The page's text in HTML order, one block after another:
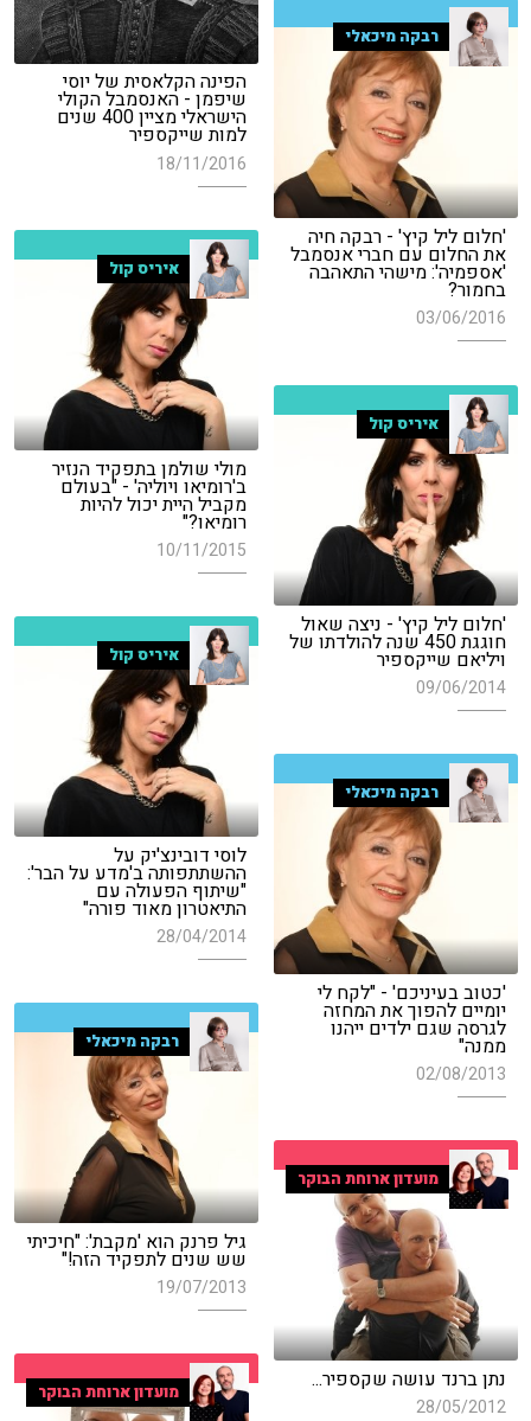
הפינה הקלאסית של יוסי
שיפמן - האנסמבל הקולי
הישראלי מציין 400 שנים
למות שייקספיר
18/11/2016
רבקה מיכאלי
'חלום ליל קיץ' - רבקה חיה
את החלום עם חברי אנסמבל
'אספמיה': מישהי התאהבה
בחמור?
03/06/2016
איריס קול
מולי שולמן בתפקיד הנזיר
ב'רומיאו ויוליה' - "בעולם
מקביל היית יכול להיות
רומיאו?"
10/11/2015
איריס קול
'חלום ליל קיץ' - ניצה שאול
חוגגת 450 שנה להולדתו של
ויליאם שייקספיר
09/06/2014
איריס קול
לוסי דובינצ'יק על
ההשתתפותה ב'מדע על הבר':
"שיתוף הפעולה עם
התיאטרון מאוד פורה"
28/04/2014
רבקה מיכאלי
'כטוב בעיניכם' - "לקח לי
יומיים להפוך את המחזה
לגרסה שגם ילדים ייהנו
ממנה"
02/08/2013
רבקה מיכאלי
גיל פרנק הוא 'מקבת': "חיכיתי
שש שנים לתפקיד הזה!"
19/07/2013
מועדון ארוחת הבוקר
נתן ברנד עושה שקספיר...
28/05/2012
מועדון ארוחת הבוקר